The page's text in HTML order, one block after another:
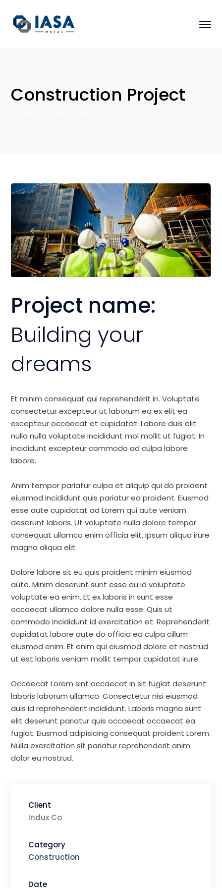
Construction Project
Project name:
Building your
dreams
Et minim consequat qui reprehenderit in. Voluptate
consectetur excepteur ut laborum ea ex elit ea
excepteur occaecat et cupidatat. Labore duis elit
nulla nulla voluptate incididunt mol mollit ut fugiat. In
incididunt excepteur commodo ad culpa labore
labore.
Anim tempor pariatur culpa et aliquip qui do proident
eiusmod incididunt quis pariatur ea proident. Eiusmod
esse aute cupidatat ad Lorem qui aute veniam
deserunt laboris. Ut voluptate nulla dolore tempor
consequat ullamco enim officia elit. Ipsum aliqua irure
magna aliqua elit.
Dolore labore sit eu quis proident minim eiusmod
aute. Minim deserunt sunt esse eu id voluptate
voluptate ea enim. Et ex laboris in sunt esse
occaecat ullamco dolore nulla esse. Quis ut
commodo incididunt id exercitation et. Reprehenderit
cupidatat labore aute do officia ea culpa cillum
eiusmod enim. Et enim qui eiusmod dolore et nostrud
ut est laboris veniam mollit tempor cupidatat irure.
Occaecat Lorem sint occaecat in sit fugiat deserunt
laboris laborum ullamco. Consectetur nisi eiusmod
duis id reprehenderit incididunt. Laboris magna sunt
elit deserunt pariatur quis occaecat occaecat ea
fugiat. Eiusmod adipisicing consequat proident Lorem.
Nulla exercitation sit pariatur reprehenderit anim
dolor eu nostrud.
Client
Indux Co
Category
Construction
Date